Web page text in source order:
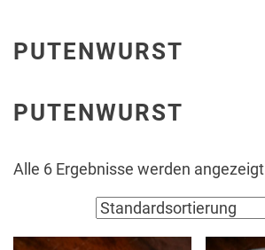
PUTENWURST
PUTENWURST
Alle 6 Ergebnisse werden angezeigt